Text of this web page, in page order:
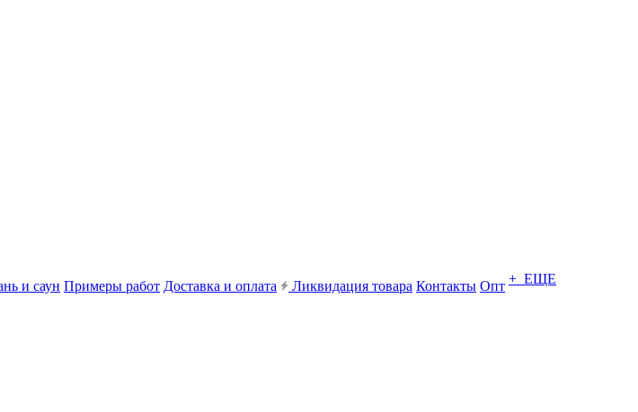
и саун Примеры работ Доставка и оплата Ликвидация товара Контакты Опт + ЕЩЕ